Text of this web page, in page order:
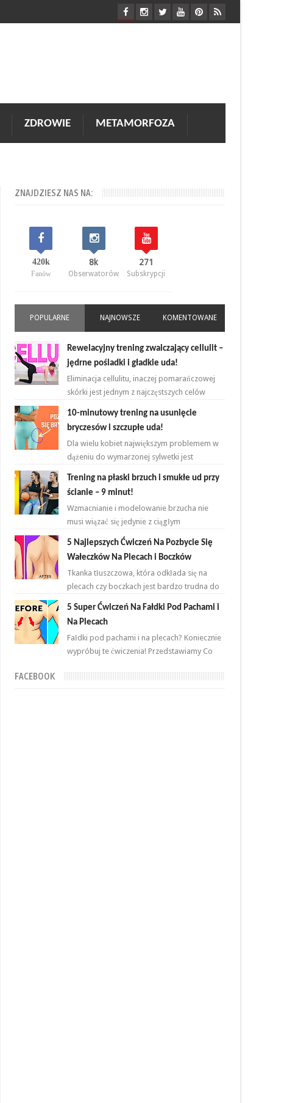
ZDROWIE METAMORFOZA
ZNAJDZIESZ NAS NA:
420k
Fanów
8k
Obserwatorów
271
Subskrypcji
POPULARNE NAJNOWSZE KOMENTOWANE
Rewelacyjny trening zwalczający cellulit –
jędrne pośladki i gładkie uda!
Eliminacja cellulitu, inaczej pomarańczowej
skórki jest jednym z najczęstszych celów
ćwiczeniami. ...
10-minutowy trening na usunięcie
bryczesów i szczupłe uda!
Dla wielu kobiet największym problemem w
dążeniu do wymarzonej sylwetki jest
tłuszczowej w okoli...
Trening na płaski brzuch i smukłe ud przy
ścianie – 9 minut!
Wzmacnianie i modelowanie brzucha nie
musi wiązać się jedynie z ciągłym
powtarzaniem brzuszków i deski na
przemian. Brzuch to nie jeden...
5 Najlepszych Ćwiczeń Na Pozbycie Się
Wałeczków Na Plecach i Boczków
Tkanka tłuszczowa, która odkłada się na
plecach czy boczkach jest bardzo trudna do
zlikwidowania. Połączenie odpowiednich
ćwiczeń oraz ...
5 Super Ćwiczeń Na Fałdki Pod Pachami i
Na Plecach
Fałdki pod pachami i na plecach? Koniecznie
wypróbuj te ćwiczenia! Przedstawiamy Co
w domu ...
FACEBOOK